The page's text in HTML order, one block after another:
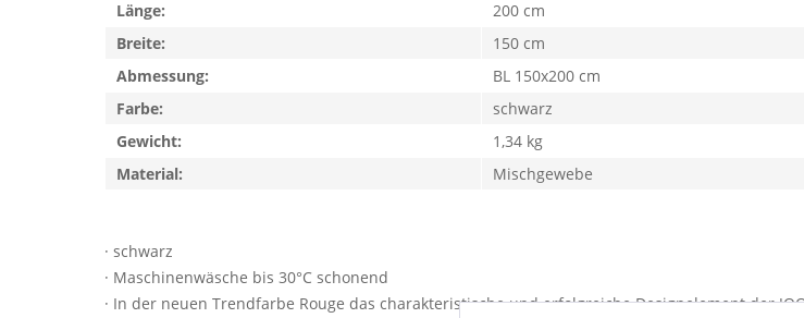
· schwarz
· Maschinenwäsche bis 30°C schonend
· In der neuen Trendfarbe Rouge das charakteristische und erfolgreiche Designelement der
Länge:
200 cm
Breite:
150 cm
Abmessung:
BL 150x200 cm
Farbe:
schwarz
Gewicht:
1,34 kg
Material:
Mischgewebe